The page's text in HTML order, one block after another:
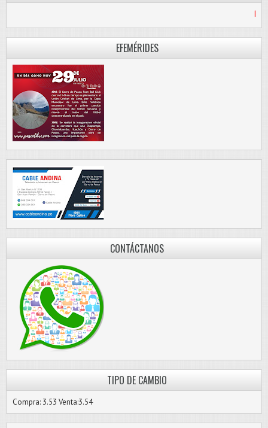
PASCO LIBRE
EFEMÉRIDES
CONTÁCTANOS
TIPO DE CAMBIO
Compra: 3.53 Venta:3.54